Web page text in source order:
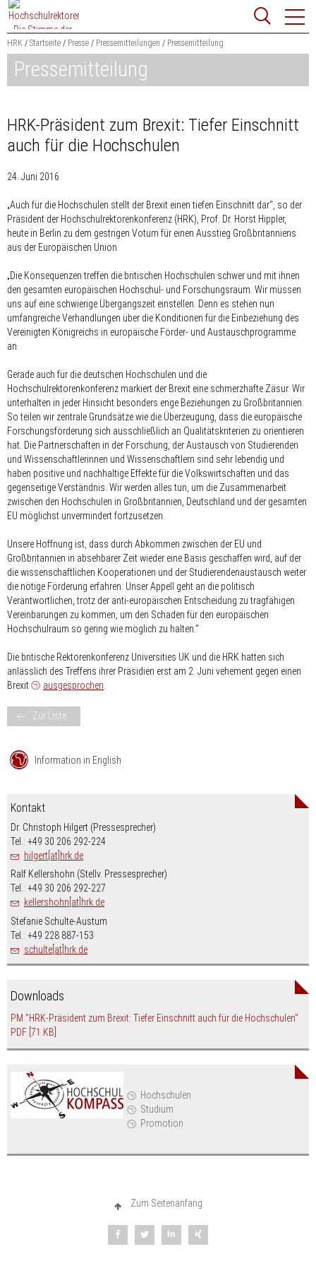
Zum
Content
springen
Suchbegriff
Suchen
HRK Startseite Presse Pressemitteilungen Pressemitteilung
Pressemitteilung
HRK-Präsident zum Brexit: Tiefer Einschnitt
auch für die Hochschulen
24. Juni 2016
„Auch für die Hochschulen stellt der Brexit einen tiefen Einschnitt dar“, so der
Präsident der Hochschulrektorenkonferenz (HRK), Prof. Dr. Horst Hippler,
heute in Berlin zu dem gestrigen Votum für einen Ausstieg Großbritanniens
aus der Europäischen Union.
„Die Konsequenzen treffen die britischen Hochschulen schwer und mit ihnen
den gesamten europäischen Hochschul- und Forschungsraum. Wir müssen
uns auf eine schwierige Übergangszeit einstellen. Denn es stehen nun
umfangreiche Verhandlungen über die Konditionen für die Einbeziehung des
Vereinigten Königreichs in europäische Förder- und Austauschprogramme
an.
Gerade auch für die deutschen Hochschulen und die
Hochschulrektorenkonferenz markiert der Brexit eine schmerzhafte Zäsur. Wir
unterhalten in jeder Hinsicht besonders enge Beziehungen zu Großbritannien.
So teilen wir zentrale Grundsätze wie die Überzeugung, dass die europäische
Forschungsförderung sich ausschließlich an Qualitätskriterien zu orientieren
hat. Die Partnerschaften in der Forschung, der Austausch von Studierenden
und Wissenschaftlerinnen und Wissenschaftlern sind sehr lebendig und
haben positive und nachhaltige Effekte für die Volkswirtschaften und das
gegenseitige Verständnis. Wir werden alles tun, um die Zusammenarbeit
zwischen den Hochschulen in Großbritannien, Deutschland und der gesamten
EU möglichst unvermindert fortzusetzen.
Unsere Hoffnung ist, dass durch Abkommen zwischen der EU und
Großbritannien in absehbarer Zeit wieder eine Basis geschaffen wird, auf der
die wissenschaftlichen Kooperationen und der Studierendenaustausch weiter
die nötige Förderung erfahren. Unser Appell geht an die politisch
Verantwortlichen, trotz der anti-europäischen Entscheidung zu tragfähigen
Vereinbarungen zu kommen, um den Schaden für den europäischen
Hochschulraum so gering wie möglich zu halten.“
Die britische Rektorenkonferenz Universities UK und die HRK hatten sich
anlässlich des Treffens ihrer Präsidien erst am 2. Juni vehement gegen einen
Brexit
ausgesprochen
Zur Liste
Hochschulen
Studium
Promotion
Information in English
Kontakt
Dr. Christoph Hilgert (Pressesprecher)
Tel.: +49 30 206 292-224
hilgert[at]hrk.de
Ralf Kellershohn (Stellv. Pressesprecher)
Tel.: +49 30 206 292-227
kellershohn[at]hrk.de
Stefanie Schulte-Austum
Tel.: +49 228 887-153
schulte[at]hrk.de
Downloads
PM "HRK-Präsident zum Brexit: Tiefer Einschnitt auch für die Hochschulen"
PDF [71 KB]
Zum Seitenanfang